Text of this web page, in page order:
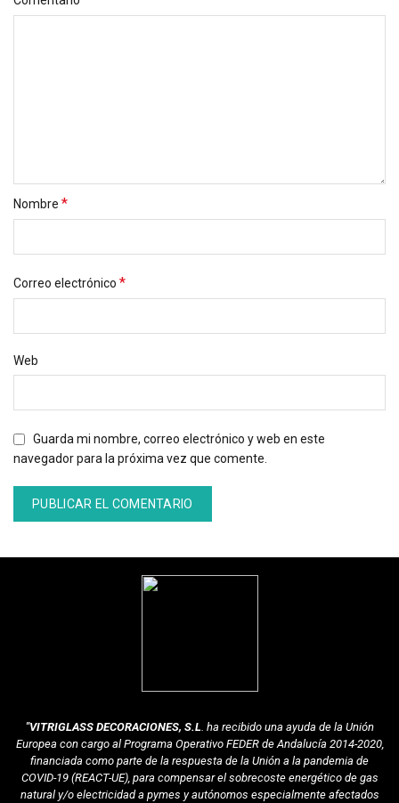
Nombre *
Correo electrónico *
Web
Guarda mi nombre, correo electrónico y web en este
navegador para la próxima vez que comente.
"VITRIGLASS DECORACIONES, S.L. ha recibido una ayuda de la Unión
Europea con cargo al Programa Operativo FEDER de Andalucía 2014-2020,
financiada como parte de la respuesta de la Unión a la pandemia de
COVID-19 (REACT-UE), para compensar el sobrecoste energético de gas
natural y/o electricidad a pymes y autónomos especialmente afectados